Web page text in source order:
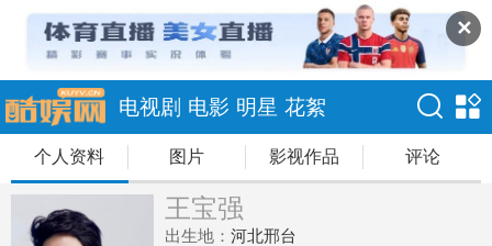
✕
电视剧 电影 明星 花絮
个人资料 图片 影视作品 评论
王宝强
出生地： 河北邢台